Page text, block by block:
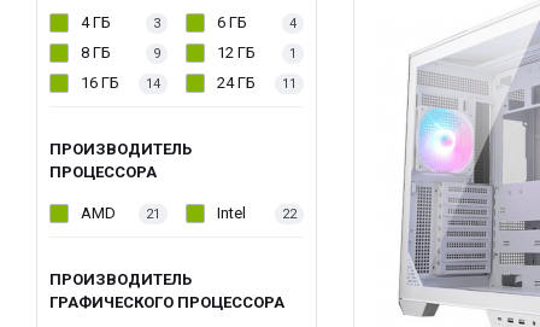
4 ГБ 3 6 ГБ 4
8 ГБ 9 12 ГБ 1
16 ГБ 14 24 ГБ 11
ПРОИЗВОДИТЕЛЬ
ПРОЦЕССОРА
AMD 21 Intel 22
ПРОИЗВОДИТЕЛЬ
ГРАФИЧЕСКОГО ПРОЦЕССОРА